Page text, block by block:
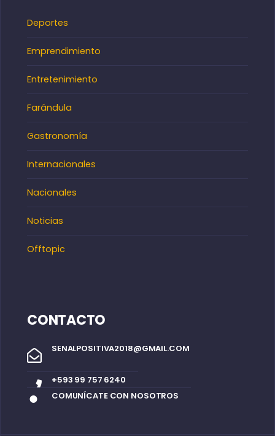
Deportes
Emprendimiento
Entretenimiento
Farándula
Gastronomía
Internacionales
Nacionales
Noticias
Offtopic
CONTACTO
SENALPOSITIVA2018@GMAIL.COM
+593 99 757 6240
COMUNÍCATE CON NOSOTROS